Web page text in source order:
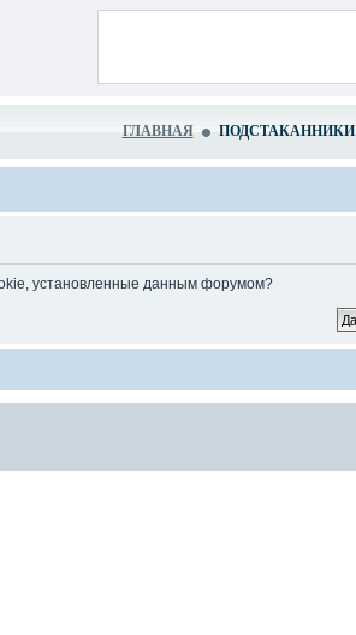
ГЛАВНАЯ ПОДСТАКАННИКИ
установленные данным форумом?